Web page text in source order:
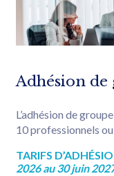
Adhésion de
L’adhésion de
10 professionnels
TARIFS
2026 au 30 juin